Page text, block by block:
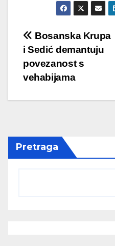
Post
navigation
Bosanska Krupa
i Sedić demantuju
povezanost s
vehabijama
Pretraga